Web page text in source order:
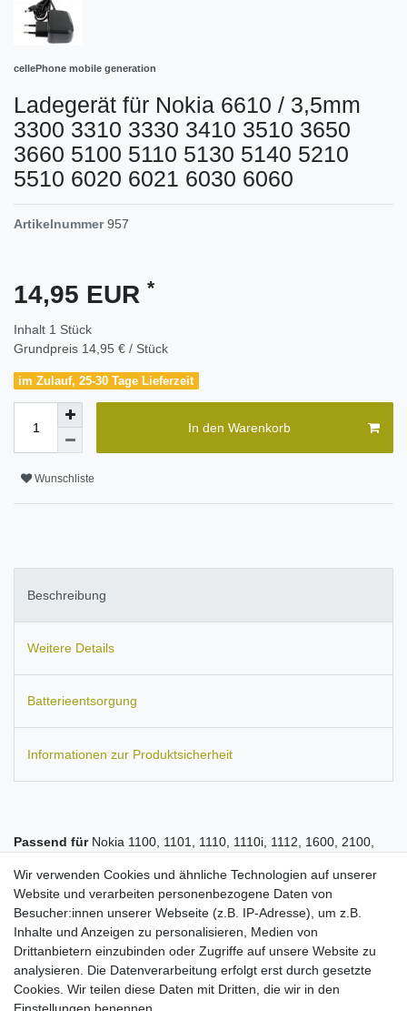
cellePhone mobile generation
Ladegerät für Nokia 6610 / 3,5mm
3300 3310 3330 3410 3510 3650
3660 5100 5110 5130 5140 5210
5510 6020 6021 6030 6060
Artikelnummer 957
14,95 EUR *
Inhalt 1 Stück
Grundpreis 14,95 € / Stück
im Zulauf, 25-30 Tage Lieferzeit
In den Warenkorb
Wunschliste
Beschreibung
Weitere Details
Batterieentsorgung
Informationen zur Produktsicherheit
Passend fürNokia 1100, 1101, 1110, 1110i, 1112, 1600, 2100,
3128, 3200, 3210, 3220, 3230, 3300, 3310, 3330, 3410, 3510,
3510i, 3530, 3650, 3660, 5100, 5110, 5140, 5140i, 5210, 5510,
6020, 6021, 6030, 6060, 6100, 6108, 6110, 6130, 6150, 6170,
6210, 6200, 6220, 6230, 6230i, 6250, 6260, 6310, 6310i, 6510,
6600, 6610, 6610i, 6630, 6650, 6670, 6680, 6681, 6800, 6810,
6820, 6822, 7110, 7200, 7210, 7250, 7250i, 7260, 7270, 7280,
7360, 7380, 7600, 7610, 7650, 7710, 8210, 8310, 8800, 8810,
Wir verwenden Cookies und ähnliche Technologien auf unserer
Website und verarbeiten personenbezogene Daten von
Besucher:innen unserer Webseite (z.B. IP-Adresse), um z.B.
Inhalte und Anzeigen zu personalisieren, Medien von
Drittanbietern einzubinden oder Zugriffe auf unsere Website zu
analysieren. Die Datenverarbeitung erfolgt erst durch gesetzte
Cookies. Wir teilen diese Daten mit Dritten, die wir in den